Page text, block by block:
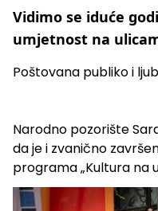
Vidimo se iduće
umjetnost na
Poštovana publiko i
Narodno pozorište
da je i zvanično
programa „Kultura na